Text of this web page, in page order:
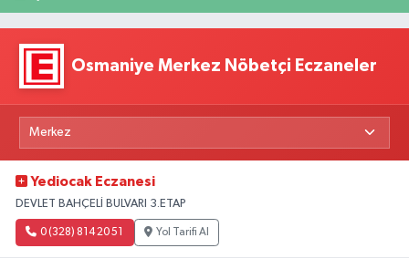
Osmaniye Merkez Nöbetçi Eczaneler
Yediocak Eczanesi
DEVLET BAHÇELİ BULVARI 3.ETAP
0 (328) 814 20 51 Yol Tarifi Al